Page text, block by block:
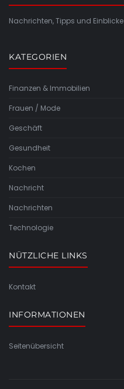
Nachrichten, Tipps und Einblicke
KATEGORIEN
Finanzen & Immobilien
Frauen / Mode
Geschäft
Gesundheit
Kochen
Nachricht
Nachrichten
Technologie
NÜTZLICHE LINKS
Kontakt
INFORMATIONEN
Seitenübersicht